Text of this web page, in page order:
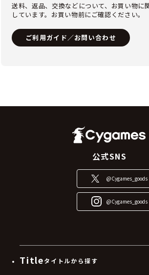
送料、返品、交換などについて、お買い物に
しています。お買い物前にご確認ください。
ご利用ガイド／お問い合わせ
公式SNS
@Cygames_goods
@Cygames_goods
Titleタイトルから探す